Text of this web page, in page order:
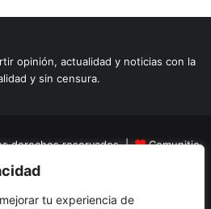
tu experiencia de
opinión, actualidad y noticias con la
y sin censura.
derechos reservados |
Comunitic
Nit 901228106
Opinion Turismo